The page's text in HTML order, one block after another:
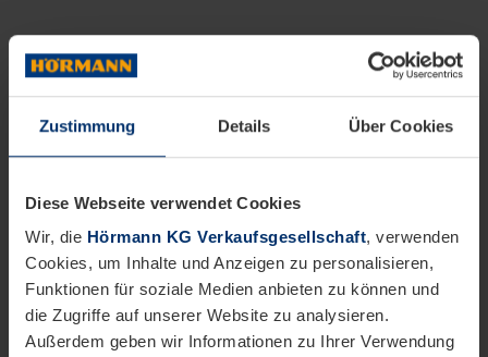
Zustimmung Details Über Cookies
Diese Webseite verwendet Cookies
Wir, die Hörmann KG Verkaufsgesellschaft, verwenden
Cookies, um Inhalte und Anzeigen zu personalisieren,
Funktionen für soziale Medien anbieten zu können und
die Zugriffe auf unserer Website zu analysieren.
Außerdem geben wir Informationen zu Ihrer Verwendung